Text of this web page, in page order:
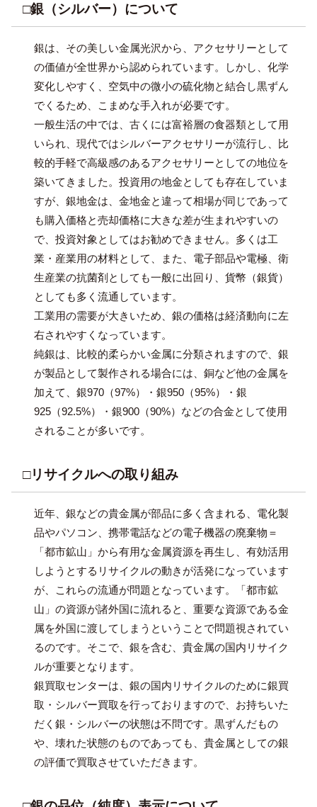
□銀（シルバー）について
銀は、その美しい金属光沢から、アクセサリーとして
の価値が全世界から認められています。しかし、化学
変化しやすく、空気中の微小の硫化物と結合し黒ずん
でくるため、こまめな手入れが必要です。
一般生活の中では、古くには富裕層の食器類として用
いられ、現代ではシルバーアクセサリーが流行し、比
較的手軽で高級感のあるアクセサリーとしての地位を
築いてきました。投資用の地金としても存在していま
すが、銀地金は、金地金と違って相場が同じであって
も購入価格と売却価格に大きな差が生まれやすいの
で、投資対象としてはお勧めできません。多くは工
業・産業用の材料として、また、電子部品や電極、衛
生産業の抗菌剤としても一般に出回り、貨幣（銀貨）
としても多く流通しています。
工業用の需要が大きいため、銀の価格は経済動向に左
右されやすくなっています。
純銀は、比較的柔らかい金属に分類されますので、銀
が製品として製作される場合には、銅など他の金属を
加えて、銀970（97%）・銀950（95%）・銀
925（92.5%）・銀900（90%）などの合金として使用
されることが多いです。
□リサイクルへの取り組み
近年、銀などの貴金属が部品に多く含まれる、電化製
品やパソコン、携帯電話などの電子機器の廃棄物＝
「都市鉱山」から有用な金属資源を再生し、有効活用
しようとするリサイクルの動きが活発になっています
が、これらの流通が問題となっています。「都市鉱
山」の資源が諸外国に流れると、重要な資源である金
属を外国に渡してしまうということで問題視されてい
るのです。そこで、銀を含む、貴金属の国内リサイク
ルが重要となります。
銀買取センターは、銀の国内リサイクルのために銀買
取・シルバー買取を行っておりますので、お持ちいた
だく銀・シルバーの状態は不問です。黒ずんだもの
や、壊れた状態のものであっても、貴金属としての銀
の評価で買取させていただきます。